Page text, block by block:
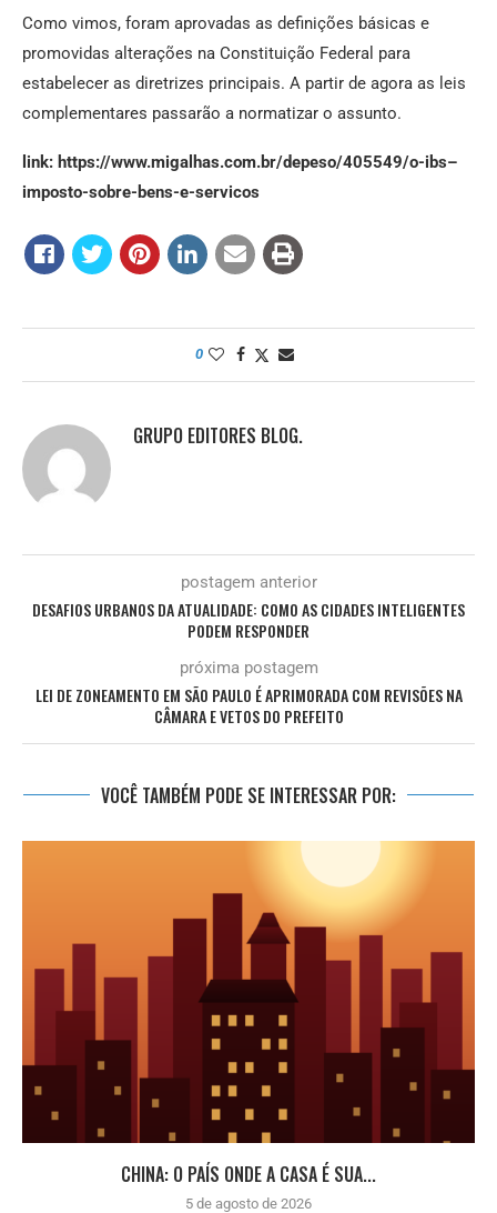
Como vimos, foram aprovadas as definições básicas e
promovidas alterações na Constituição Federal para
estabelecer as diretrizes principais. A partir de agora as leis
complementares passarão a normatizar o assunto.
link: https://www.migalhas.com.br/depeso/405549/o-ibs–
imposto-sobre-bens-e-servicos
0
GRUPO EDITORES BLOG.
postagem anterior
DESAFIOS URBANOS DA ATUALIDADE: COMO AS CIDADES INTELIGENTES
PODEM RESPONDER
próxima postagem
LEI DE ZONEAMENTO EM SÃO PAULO É APRIMORADA COM REVISÕES NA
CÂMARA E VETOS DO PREFEITO
VOCÊ TAMBÉM PODE SE INTERESSAR POR:
CHINA: O PAÍS ONDE A CASA É SUA...
5 de agosto de 2026